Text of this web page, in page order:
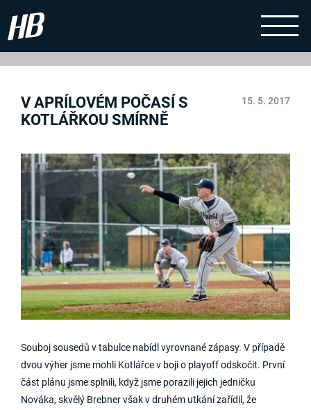
15. 5. 2017
V APRÍLOVÉM POČASÍ S
KOTLÁŘKOU SMÍRNĚ
Souboj sousedů v tabulce nabídl vyrovnané zápasy. V případě
dvou výher jsme mohli Kotlářce v boji o playoff odskočit. První
část plánu jsme splnili, když jsme porazili jejich jedničku
Nováka, skvělý Brebner však v druhém utkání zařídil, že